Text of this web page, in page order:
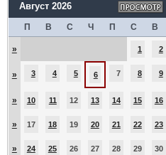
Август 2026
П В С Ч П С В
» 1 2
» 3 4 5 6 7 8 9
» 10 11 12 13 14 15 16
» 17 18 19 20 21 22 23
» 24 25 26 27 28 29 30